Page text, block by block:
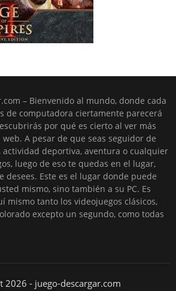
– Bienvenido al mundo, donde cada
de computadora ciertamente parecerá
por qué es cierto al ver más
A pesar de que seas seguidor de
actividad deportiva, aventura o cualquier
luego de eso te quedas en el lugar,
desees. Este es el lugar donde puede
mismo, sino también a su PC. Es
mismo tanto los videojuegos clásicos,
excepto un segundo, como todas
2026 - juego-descargar.com